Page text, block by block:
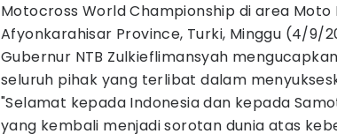
Motocross World Championship di area Moto
Afyonkarahisar Province, Turki, Minggu (4/9/
Gubernur NTB Zulkieflimansyah
seluruh pihak yang terlibat dalam
"Selamat kepada Indonesia dan kepada
yang kembali menjadi sorotan dunia atas